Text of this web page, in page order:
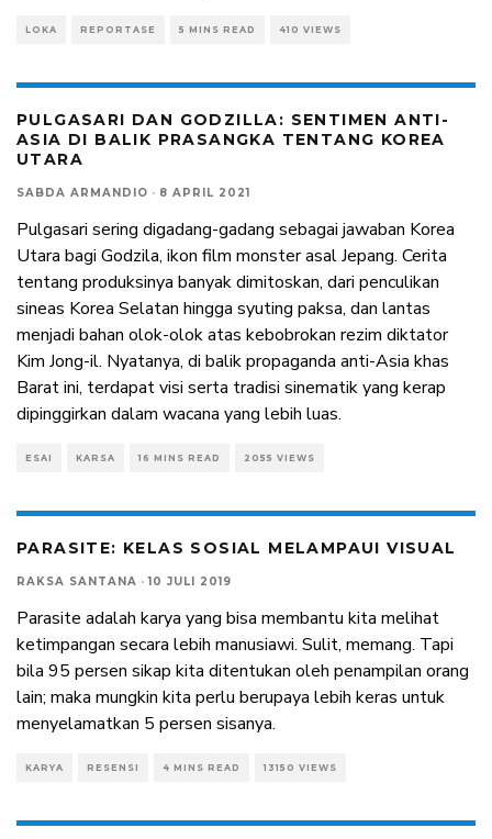
LOKA REPORTASE 5 MINS READ 410 VIEWS
PULGASARI DAN GODZILLA: SENTIMEN ANTI-
ASIA DI BALIK PRASANGKA TENTANG KOREA
UTARA
SABDA ARMANDIO · 8 APRIL 2021
Pulgasari sering digadang-gadang sebagai jawaban Korea
Utara bagi Godzila, ikon film monster asal Jepang. Cerita
tentang produksinya banyak dimitoskan, dari penculikan
sineas Korea Selatan hingga syuting paksa, dan lantas
menjadi bahan olok-olok atas kebobrokan rezim diktator
Kim Jong-il. Nyatanya, di balik propaganda anti-Asia khas
Barat ini, terdapat visi serta tradisi sinematik yang kerap
dipinggirkan dalam wacana yang lebih luas.
ESAI KARSA 16 MINS READ 2055 VIEWS
PARASITE: KELAS SOSIAL MELAMPAUI VISUAL
RAKSA SANTANA · 10 JULI 2019
Parasite adalah karya yang bisa membantu kita melihat
ketimpangan secara lebih manusiawi. Sulit, memang. Tapi
bila 95 persen sikap kita ditentukan oleh penampilan orang
lain; maka mungkin kita perlu berupaya lebih keras untuk
menyelamatkan 5 persen sisanya.
KARYA RESENSI 4 MINS READ 13150 VIEWS